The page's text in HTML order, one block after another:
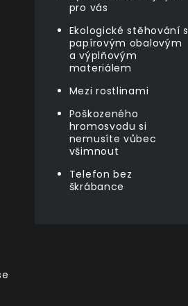
pro vás
Ekologické stěhování s
papírovým obalovým
a výplňovým
materiálem
Mezi rostlinami
Poškozeného
hromosvodu si
nemusíte vůbec
všimnout
Telefon bez
škrábance